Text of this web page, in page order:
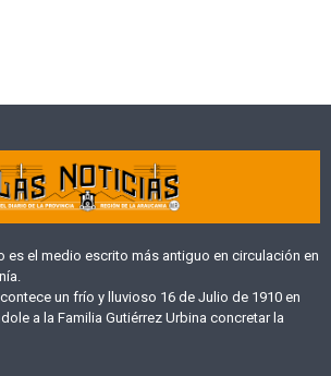
es el medio escrito más antiguo en circulación en
un frío y lluvioso 16 de Julio de 1910 en
a la Familia Gutiérrez Urbina concretar la